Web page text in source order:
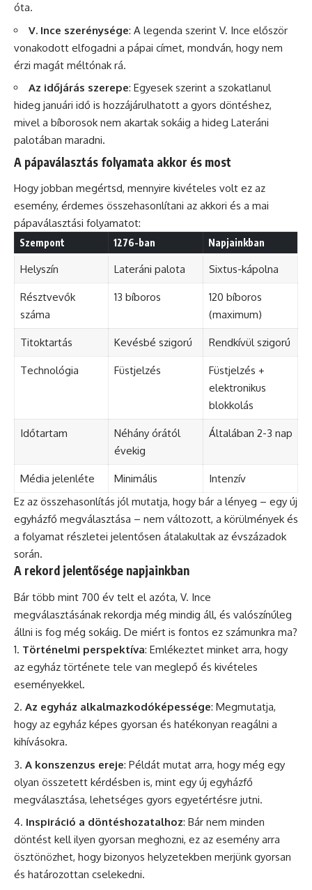
óta.
V. Ince szerénysége: A legenda szerint V. Ince először
vonakodott elfogadni a pápai címet, mondván, hogy nem
érzi magát méltónak rá.
Az időjárás szerepe: Egyesek szerint a szokatlanul
hideg januári idő is hozzájárulhatott a gyors döntéshez,
mivel a bíborosok nem akartak sokáig a hideg Lateráni
palotában maradni.
A pápaválasztás folyamata akkor és most
Hogy jobban megértsd, mennyire kivételes volt ez az
esemény, érdemes összehasonlítani az akkori és a mai
pápaválasztási folyamatot:
Szempont 1276-ban Napjainkban
Helyszín Lateráni palota Sixtus-kápolna
Résztvevők
száma
13 bíboros
120 bíboros
(maximum)
Titoktartás Kevésbé szigorú Rendkívül szigorú
Technológia Füstjelzés
Füstjelzés +
elektronikus
blokkolás
Időtartam
Néhány órától
évekig
Általában 2-3 nap
Média jelenléte Minimális
Intenzív
Ez az összehasonlítás jól mutatja, hogy bár a lényeg – egy új
egyházfő megválasztása – nem változott, a körülmények és
a folyamat részletei jelentősen átalakultak az évszázadok
során.
A rekord jelentősége napjainkban
Bár több mint 700 év telt el azóta, V. Ince
megválasztásának rekordja még mindig áll, és valószínűleg
állni is fog még sokáig. De miért is fontos ez számunkra ma?
Történelmi perspektíva: Emlékeztet minket arra, hogy
az egyház története tele van meglepő és kivételes
eseményekkel.
Az egyház alkalmazkodóképessége: Megmutatja,
hogy az egyház képes gyorsan és hatékonyan reagálni a
kihívásokra.
A konszenzus ereje: Példát mutat arra, hogy még egy
olyan összetett kérdésben is, mint egy új egyházfő
megválasztása, lehetséges gyors egyetértésre jutni.
Inspiráció a döntéshozatalhoz: Bár nem minden
döntést kell ilyen gyorsan meghozni, ez az esemény arra
ösztönözhet, hogy bizonyos helyzetekben merjünk gyorsan
és határozottan cselekedni.